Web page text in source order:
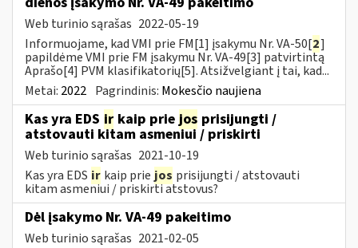
Web turinio sąrašas 2022-05-19
Informuojame, kad VMI prie FM[1] įsakymu Nr. VA-50[2]
papildėme VMI prie FM įsakymu Nr. VA-49[3] patvirtintą
Aprašo[4] PVM klasifikatorių[5]. Atsižvelgiant į tai, kad...
Metai: 2022 Pagrindinis: Mokesčio naujiena
Kas yra EDS ir kaip prie jos prisijungti /
atstovauti kitam asmeniui / priskirti
Web turinio sąrašas 2021-10-19
Kas yra EDS ir kaip prie jos prisijungti / atstovauti
kitam asmeniui / priskirti atstovus?
Dėl įsakymo Nr. VA-49 pakeitimo
Web turinio sąrašas 2021-02-05